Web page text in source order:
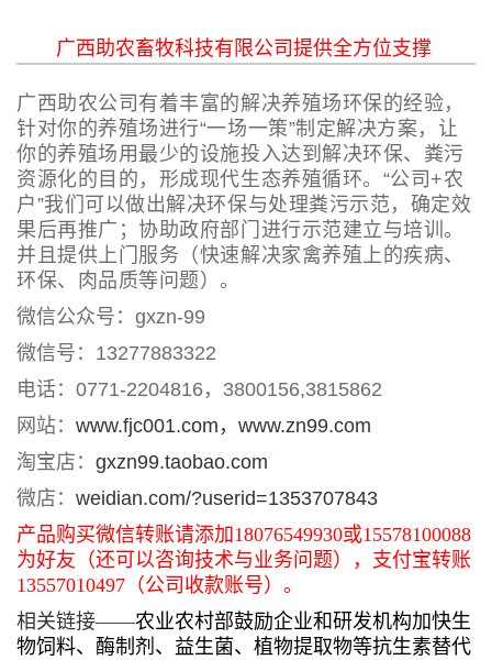
广西助农畜牧科技有限公司提供全方位支撑
广西助农公司有着丰富的解决养殖场环保的经验，
针对你的养殖场进行“一场一策”制定解决方案，让
你的养殖场用最少的设施投入达到解决环保、粪污
资源化的目的，形成现代生态养殖循环。“公司+农
户”我们可以做出解决环保与处理粪污示范，确定效
果后再推广；协助政府部门进行示范建立与培训。
并且提供上门服务（快速解决家禽养殖上的疾病、
环保、肉品质等问题）。
微信公众号：gxzn-99
微信号：13277883322
电话：0771-2204816，3800156,3815862
网站： www.fjc001.com， www.zn99.com
淘宝店： gxzn99.taobao.com
微店： weidian.com/?userid=1353707843
产品购买微信转账请添加18076549930或15578100088
为好友（还可以咨询技术与业务问题），支付宝转账
13557010497（公司收款账号）。
相关链接——农业农村部鼓励企业和研发机构加快生
物饲料、酶制剂、益生菌、植物提取物等抗生素替代